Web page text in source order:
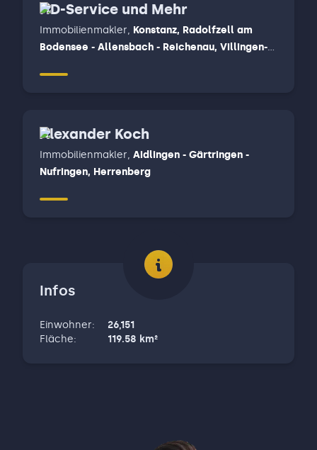
HD-Service und Mehr
Immobilienmakler, Konstanz, Radolfzell am
Bodensee - Allensbach - Reichenau, Villingen-
Alexander Koch
Immobilienmakler, Aidlingen - Gärtringen -
Nufringen, Herrenberg
Infos
Einwohner:
26,151
Fläche: 119.58 km²